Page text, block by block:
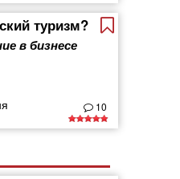
туризм?
в бизнесе
10